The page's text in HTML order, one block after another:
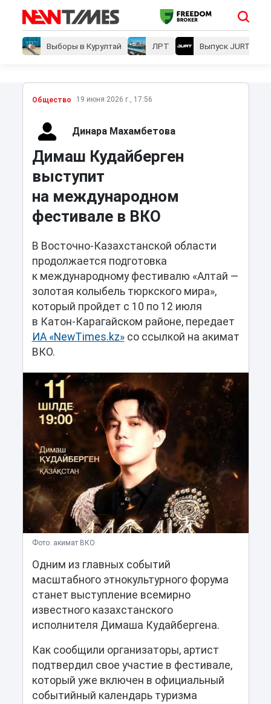
Выборы в Курултай ЛРТ Выпуск JURT
Общество 19 июня 2026 г., 17:56
Динара Махамбетова
Димаш Кудайберген
выступит
на международном
фестивале в ВКО
В Восточно-Казахстанской области
продолжается подготовка
к международному фестивалю «Алтай —
золотая колыбель тюркского мира»,
который пройдет с 10 по 12 июля
в Катон-Карагайском районе, передает
ИА «NewTimes.kz»со ссылкой на акимат
ВКО.
Фото: акимат ВКО
Одним из главных событий
масштабного этнокультурного форума
станет выступление всемирно
известного казахстанского
исполнителя Димаша Кудайбергена.
Как сообщили организаторы, артист
подтвердил свое участие в фестивале,
который уже включен в официальный
событийный календарь туризма